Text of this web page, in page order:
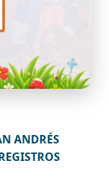
ANDRÉS